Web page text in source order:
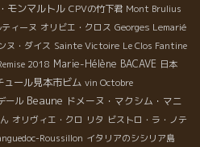
モンマルトル CPVの竹下君 Mont Brulius
ィーヌ オリビエ・クロス Georges Lemarié
ヌ・ダイス Sainte Victoire Le Clos Fantine
2018 Marie-Hélène BACAVE 日本
ュール見本市ビム vin Octobre
ール Beaune ドメーヌ・マクシム・マニ
オリヴィエ・クロ リタ ビストロ・ラ・ノテ
Roussillon イタリアのシシリア島